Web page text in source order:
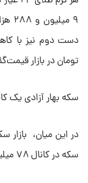
۹
تومان در بازار
سکه بهار آزادی یک
سکه در کانال ۷۸ میلیون تومان قرار گرفته است.